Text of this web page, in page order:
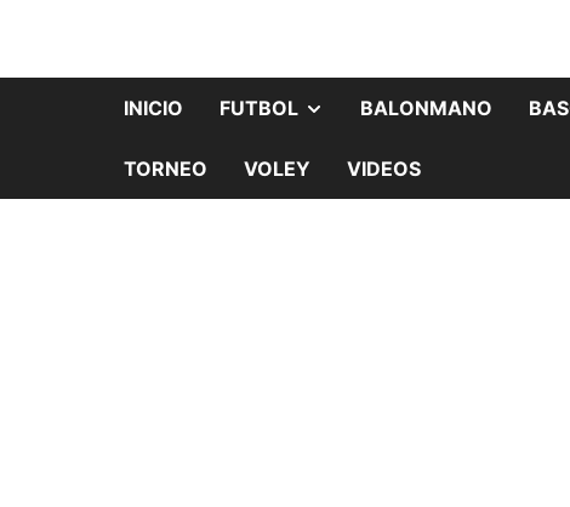
INICIO FUTBOL BALONMANO
TORNEO VOLEY VIDEOS